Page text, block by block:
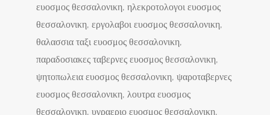
ευοσμος θεσσαλονικη, ηλεκροτολογοι ευοσμος
θεσσαλονικη, εργολαβοι ευοσμος θεσσαλονικη,
θαλασσια ταξι ευοσμος θεσσαλονικη,
παραδοσιακες ταβερνες ευοσμος θεσσαλονικη,
ψητοπωλεια ευοσμος θεσσαλονικη, ψαροταβερνες
ευοσμος θεσσαλονικη, λουτρα ευοσμος
θεσσαλονικη, υγραεριο ευοσμος θεσσαλονικη,